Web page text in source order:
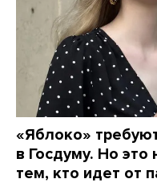
«Яблоко»
в Госдуму. Но
тем, кто идет от